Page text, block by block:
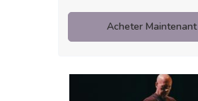
Acheter Maintenant